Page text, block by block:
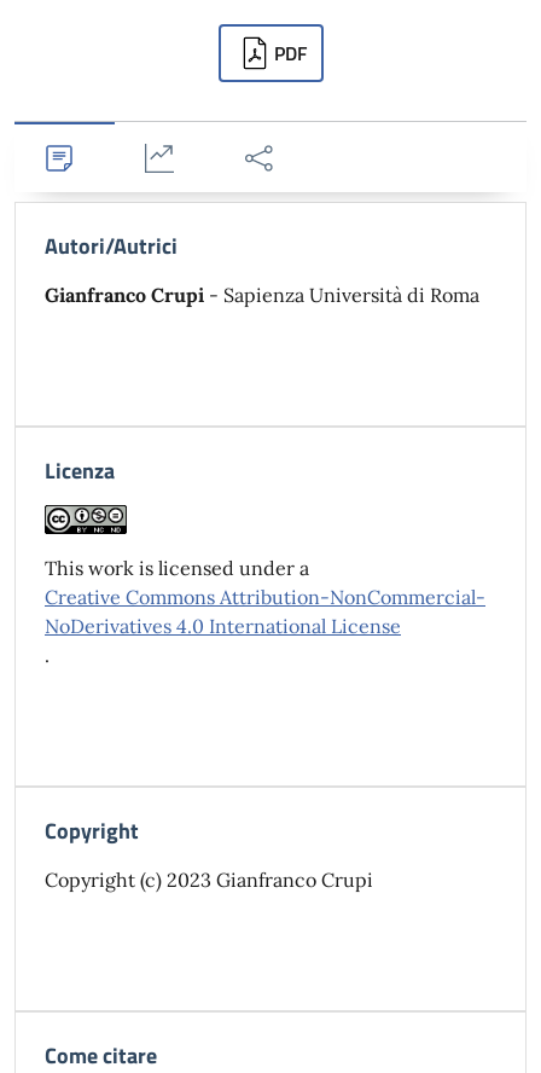
PDF
Dettagli Statistiche Condividi
Autori/Autrici
Gianfranco Crupi - Sapienza Università di Roma
Licenza
This work is licensed under a
Creative Commons Attribution-NonCommercial-
NoDerivatives 4.0 International License
.
Copyright
Copyright (c) 2023 Gianfranco Crupi
Come citare